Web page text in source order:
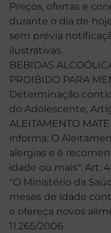
Preços, ofertas e
durante o dia de
sem prévia
ilustrativas.
BEBIDAS
PROIBIDO PARA
Determinação
do Adolescente,
ALEITAMENTO
informa: O
alergias e é
idade ou mais". Art.
"O Ministério da
meses de idade
e ofereça novos
11.265/2006.